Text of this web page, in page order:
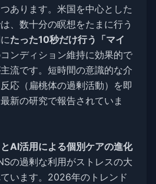
あります。米国を中心とした
、数十分の瞑想をたまに行う
たった10秒だけ行う「マイ
ンディション維持に効果的で
流です。短時間の意識的な介
応（扁桃体の過剰活動）を即
新の研究で報告されていま
AI活用による個別ケアの進化
の過剰な利用がストレスの大
います。2026年のトレンド